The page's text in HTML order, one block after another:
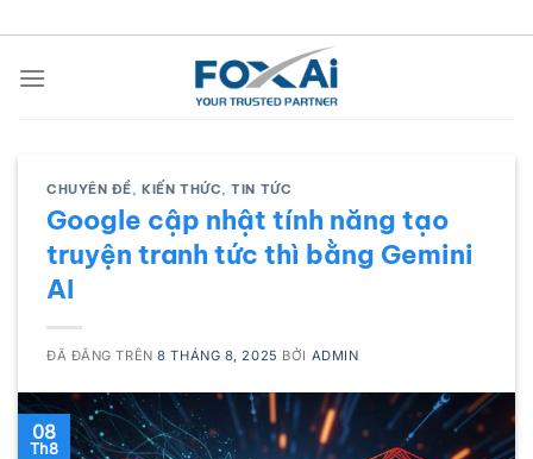
đến
nội
CHUYÊN ĐỀ,KIẾN THỨC,TIN TỨC
Google cập nhật tính năng tạo
truyện tranh tức thì bằng Gemini
AI
ĐÃ ĐĂNG TRÊN8 THÁNG 8, 2025 BỞI ADMIN
08
Th8